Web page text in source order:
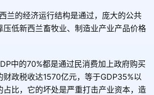
兰的经济运行结构是通过，庞大的公共
压低新西兰畜牧业、制造业产业产品价格
中的70%都是通过民消费加上政府购买
财政税收达1570亿元，等于GDP35%以
占比，它的坏处是严重打击产业资本，造